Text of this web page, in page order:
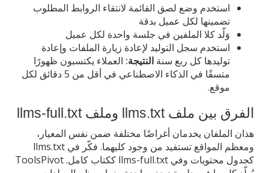
استخدم وضع لصق القائمة لانتقاء الروابط المطلوب
تضمينها لكل عميل بدقة
وَلّد كلا الملفين في جلسة واحدة لكل عميل
استخدم سجل التوليد لإعادة زيارة الملفات وإعادة
توليدها كل ربع سنة النتيجة: العملاء يكتسبون ظهورًا
متسقًا في الذكاء الاصطناعي في أقل من 5 دقائق لكل
موقع.
الفرق بين ملف llms.txt وملف llms-full.txt
هذان الملفان يخدمان أغراضًا مختلفة ضمن نفس المعيار،
ومعظم المواقع تستفيد من وجود كليهما. فكّر في llms.txt
كجدول محتويات وفي llms-full.txt ككتاب كامل. ToolsPivot